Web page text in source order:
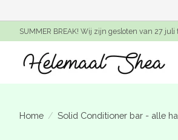
SUMMER BREAK! Wij zijn gesloten van 27
Home / Solid Conditioner bar - alle